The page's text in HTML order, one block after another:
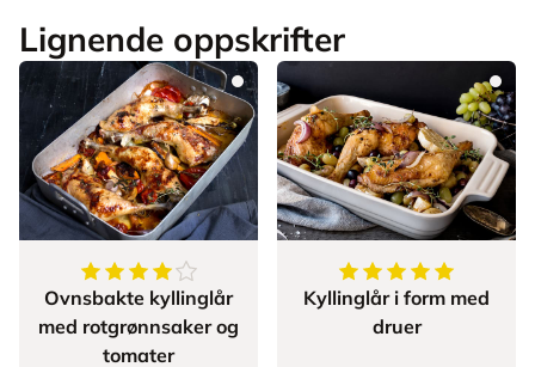
Lignende oppskrifter
4.095238095238095
stjerner
Ovnsbakte kyllinglår
med rotgrønnsaker og
tomater
5av5stjerner
Kyllinglår i form med
druer